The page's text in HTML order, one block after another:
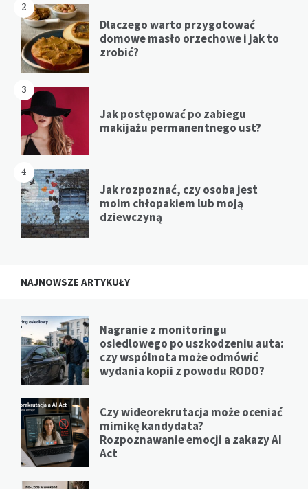
2
Dlaczego warto przygotować
domowe masło orzechowe i jak to
zrobić?
3
Jak postępować po zabiegu
makijażu permanentnego ust?
4
Jak rozpoznać, czy osoba jest
moim chłopakiem lub moją
dziewczyną
NAJNOWSZE ARTYKUŁY
Nagranie z monitoringu
osiedlowego po uszkodzeniu auta:
czy wspólnota może odmówić
wydania kopii z powodu RODO?
Czy wideorekrutacja może oceniać
mimikę kandydata?
Rozpoznawanie emocji a zakazy AI
Act